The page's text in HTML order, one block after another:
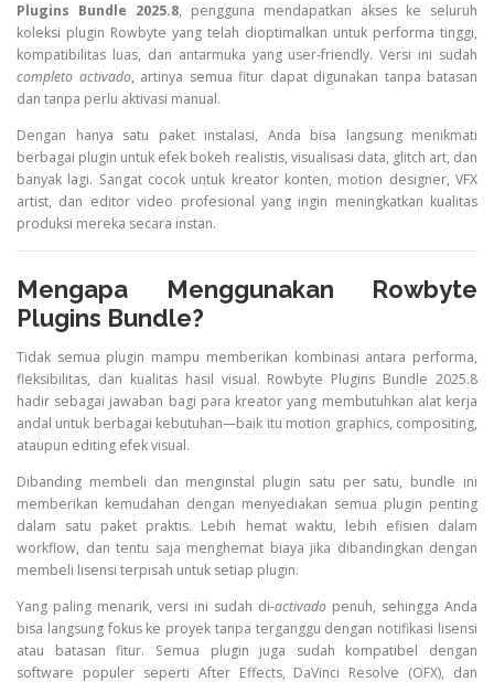
Plugins Bundle 2025.8, pengguna mendapatkan akses ke seluruh
koleksi plugin Rowbyte yang telah dioptimalkan untuk performa tinggi,
kompatibilitas luas, dan antarmuka yang user-friendly. Versi ini sudah
completo activado, artinya semua fitur dapat digunakan tanpa batasan
dan tanpa perlu aktivasi manual.
Dengan hanya satu paket instalasi, Anda bisa langsung menikmati
berbagai plugin untuk efek bokeh realistis, visualisasi data, glitch art, dan
banyak lagi. Sangat cocok untuk kreator konten, motion designer, VFX
artist, dan editor video profesional yang ingin meningkatkan kualitas
produksi mereka secara instan.
Mengapa Menggunakan Rowbyte
Plugins Bundle?
Tidak semua plugin mampu memberikan kombinasi antara performa,
fleksibilitas, dan kualitas hasil visual. Rowbyte Plugins Bundle 2025.8
hadir sebagai jawaban bagi para kreator yang membutuhkan alat kerja
andal untuk berbagai kebutuhan—baik itu motion graphics, compositing,
ataupun editing efek visual.
Dibanding membeli dan menginstal plugin satu per satu, bundle ini
memberikan kemudahan dengan menyediakan semua plugin penting
dalam satu paket praktis. Lebih hemat waktu, lebih efisien dalam
workflow, dan tentu saja menghemat biaya jika dibandingkan dengan
membeli lisensi terpisah untuk setiap plugin.
Yang paling menarik, versi ini sudah di-activado penuh, sehingga Anda
bisa langsung fokus ke proyek tanpa terganggu dengan notifikasi lisensi
atau batasan fitur. Semua plugin juga sudah kompatibel dengan
software populer seperti After Effects, DaVinci Resolve (OFX), dan